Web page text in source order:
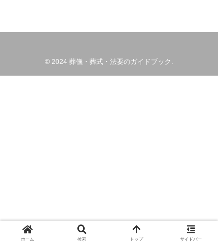
© 2024 葬儀・葬式・法要のガイドブック.
ホーム 検索 トップ サイドバー